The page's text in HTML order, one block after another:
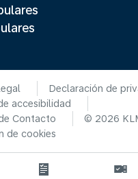
Declaración de
accesibilidad
Contacto
© 2026
de cookies